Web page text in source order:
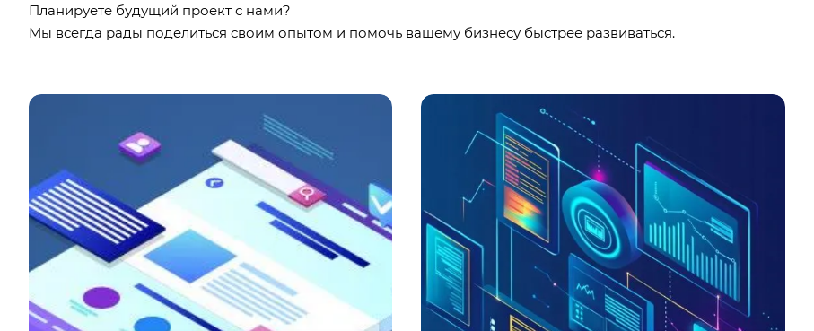
Планируете будущий проект с нами?
Мы всегда рады поделиться своим опытом и помочь вашему бизнесу быстрее развиваться.